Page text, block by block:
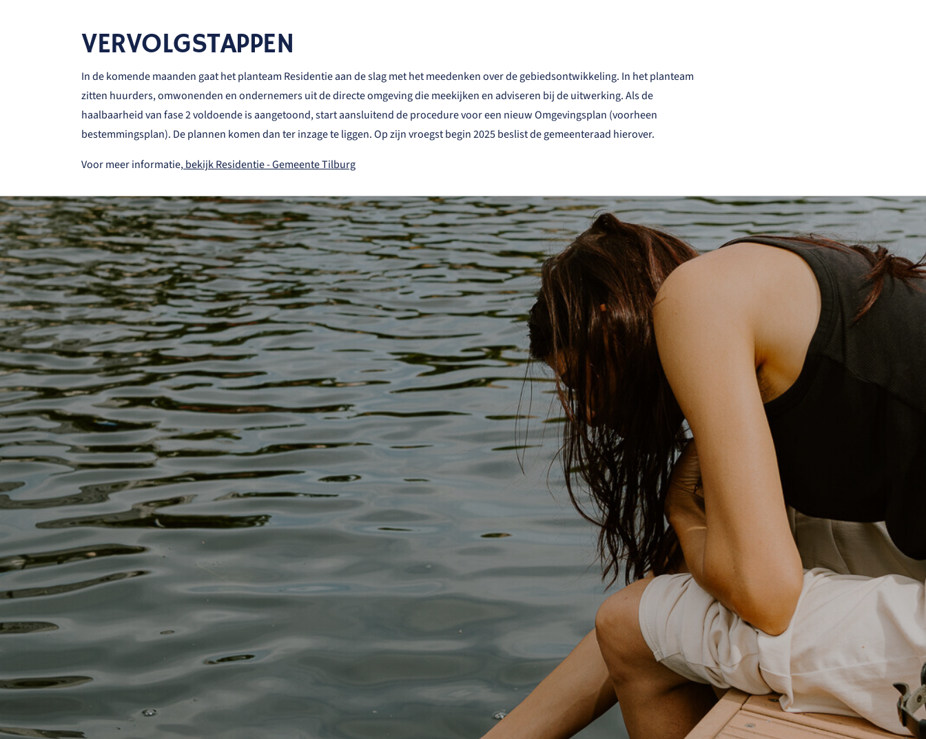
Home
Bezoeken
Ondernemen
Wonen
De haven
Contact
VERVOLGSTAPPEN
In de komende maanden gaat het planteam Residentie aan de slag met het meedenken over de gebiedsontwikkeling. In het planteam
zitten huurders, omwonenden en ondernemers uit de directe omgeving die meekijken en adviseren bij de uitwerking. Als de
haalbaarheid van fase 2 voldoende is aangetoond, start aansluitend de procedure voor een nieuw Omgevingsplan (voorheen
bestemmingsplan). De plannen komen dan ter inzage te liggen. Op zijn vroegst begin 2025 beslist de gemeenteraad hierover.
Voor meer informatie,bekijk Residentie - Gemeente Tilburg